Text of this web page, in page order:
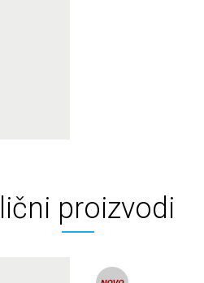
proizvodi